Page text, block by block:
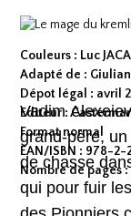
Couleurs : Luc
Adapté de :
Dépot légal : avril
Editeur :
Format normal
EAN/ISBN : 978-
Nombre de pages :
Vadim
grand-père,
de chasse
qui pour fuir